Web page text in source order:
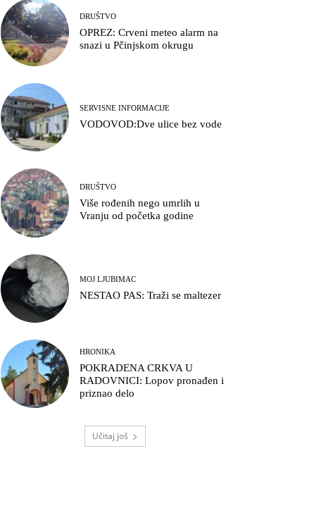
DRUŠTVO
OPREZ: Crveni meteo alarm na
snazi u Pčinjskom okrugu
SERVISNE INFORMACIJE
VODOVOD:Dve ulice bez vode
DRUŠTVO
Više rođenih nego umrlih u
Vranju od početka godine
MOJ LJUBIMAC
NESTAO PAS: Traži se maltezer
HRONIKA
POKRADENA CRKVA U
RADOVNICI: Lopov pronađen i
priznao delo
Učitaj još